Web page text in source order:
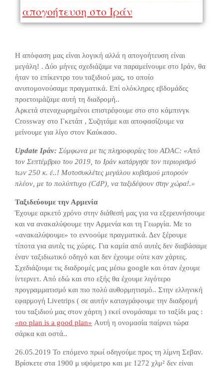
απογοήτευση στο Ιράν
Η απόφαση μας είναι λογική αλλά η απογοήτευση είναι
μεγάλη! . Δύο μήνες σχεδιάζαμε να παραμείνουμε στο Ιράν, θα
ήταν το επίκεντρο του ταξιδιού μας, το οποίο
ανυπομονούσαμε πραγματικά. Επί ολόκληρες εβδομάδες
προετοιμάζαμε αυτή τη διαδρομή..
Αρκετά στεναχωρημένοι επιστρέφουμε στο στο κάμπινγκ
Crossway στο Γκετάπ , Συζητάμε και αποφασίζουμε να
μείνουμε για λίγο στον Καύκασο.
Update Ιράν: Σύμφωνα με τις πληροφορίες του ADAC: «Από
τον Σεπτέμβριο του 2019, το Ιράν κατάργησε τον περιορισμό
των 250 κ. έ..! Μοτοσυκλέτες μεγάλου κυβισμού μπορούν
πλέον, με το πολύπτυχο (CdP), να ταξιδέψουν στην χώρα!.»
Ταξιδεύουμε την Αρμενία
Έχουμε αρκετό χρόνο στην διάθεσή μας για να εξερευνήσουμε
και να ανακαλύψουμε την Αρμενία και τη Γεωργία. Με το
«ανακαλύψουμε» το εννοούμε πραγματικά. Δεν ξέρουμε
τίποτα για αυτές τις χώρες. Για καμία από αυτές δεν διαβάσαμε
έναν ταξιδιωτικό οδηγό και δεν έχουμε ούτε καν χάρτες.
Σχεδιάζουμε τις διαδρομές μας μέσω google και όταν έχουμε
ίντερνετ. Από εδώ και στο εξής θα έχουμε λιγότερο
προγραμματισμό και πιο πολύ αυθορμητισμό.. Στην ελληνική
εφαρμογή Livetrips ( σε αυτήν καταγράφουμε την διαδρομή
του ταξιδιού μας στον χάρτη ) εκεί ονομάσαμε το ταξίδι μας :
«no plan is a good plan» Αυτή η ονομασία παίρνει τώρα
σάρκα και οστά..
26.05.2019 Το επόμενο πρωί οδηγούμε προς τη λίμνη Σεβαν.
Βρίσκετε στα 1900 μ υψόμετρο και με 1272 χλμ² δεν είναι